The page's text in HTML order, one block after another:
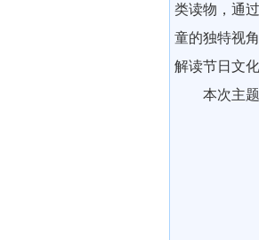
类读物，通
童的独特视
解读节日文
本次主题图